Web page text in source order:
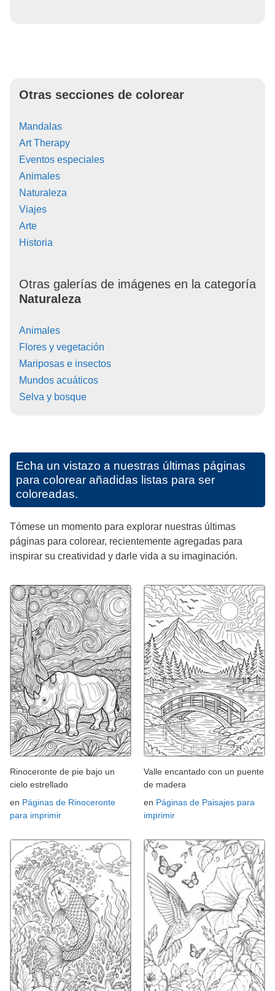
Otras secciones de colorear
Mandalas
Art Therapy
Eventos especiales
Animales
Naturaleza
Viajes
Arte
Historia
Otras galerías de imágenes en la categoría
Naturaleza
Animales
Flores y vegetación
Mariposas e insectos
Mundos acuáticos
Selva y bosque
Echa un vistazo a nuestras últimas páginas
para colorear añadidas listas para ser
coloreadas.
Tómese un momento para explorar nuestras últimas
páginas para colorear, recientemente agregadas para
inspirar su creatividad y darle vida a su imaginación.
Rinoceronte de pie bajo un
cielo estrellado
en Páginas de Rinoceronte
para imprimir
Valle encantado con un puente
de madera
en Páginas de Paisajes para
imprimir